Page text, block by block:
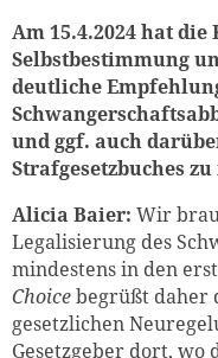
Am 15.4.2024 hat
Selbstbestimmung
deutliche
und ggf. auch
Strafgesetzbuches
Alicia Baier: Wir
Legalisierung des
mindestens in den
Choicebegrüßt daher
gesetzlichen
Gesetzgeber dort, wo